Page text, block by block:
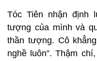
Tóc Tiên nhận định
tượng của mình và
thần tượng. Cô
nghề luôn”. Thậm